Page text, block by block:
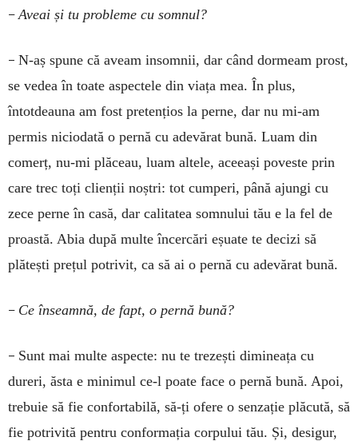
– Aveai și tu probleme cu somnul?
– N-aș spune că aveam insomnii, dar când dormeam prost,
se vedea în toate aspectele din viața mea. În plus,
întotdeauna am fost pretențios la perne, dar nu mi-am
permis niciodată o pernă cu adevărat bună. Luam din
comerț, nu-mi plăceau, luam altele, aceeași poveste prin
care trec toți clienții noștri: tot cumperi, până ajungi cu
zece perne în casă, dar calitatea somnului tău e la fel de
proastă. Abia după multe încercări eșuate te decizi să
plătești prețul potrivit, ca să ai o pernă cu adevărat bună.
– Ce înseamnă, de fapt, o pernă bună?
– Sunt mai multe aspecte: nu te trezești dimineața cu
dureri, ăsta e minimul ce-l poate face o pernă bună. Apoi,
trebuie să fie confortabilă, să-ți ofere o senzație plăcută, să
fie potrivită pentru conformația corpului tău. Și, desigur,